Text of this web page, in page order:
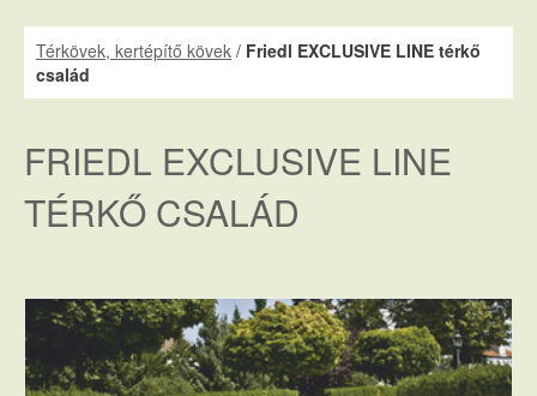
Térkövek, kertépítő kövek / Friedl EXCLUSIVE LINE térkő
család
FRIEDL EXCLUSIVE LINE
TÉRKŐ CSALÁD